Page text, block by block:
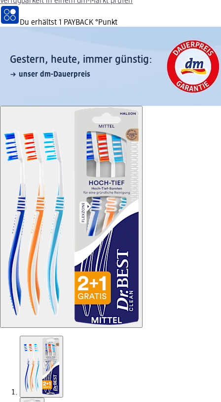
Du erhältst 1 PAYBACK °Punkt
Gestern, heute, immer günstig:
unser dm-Dauerpreis